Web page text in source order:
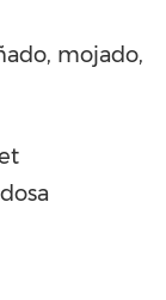
mojado,